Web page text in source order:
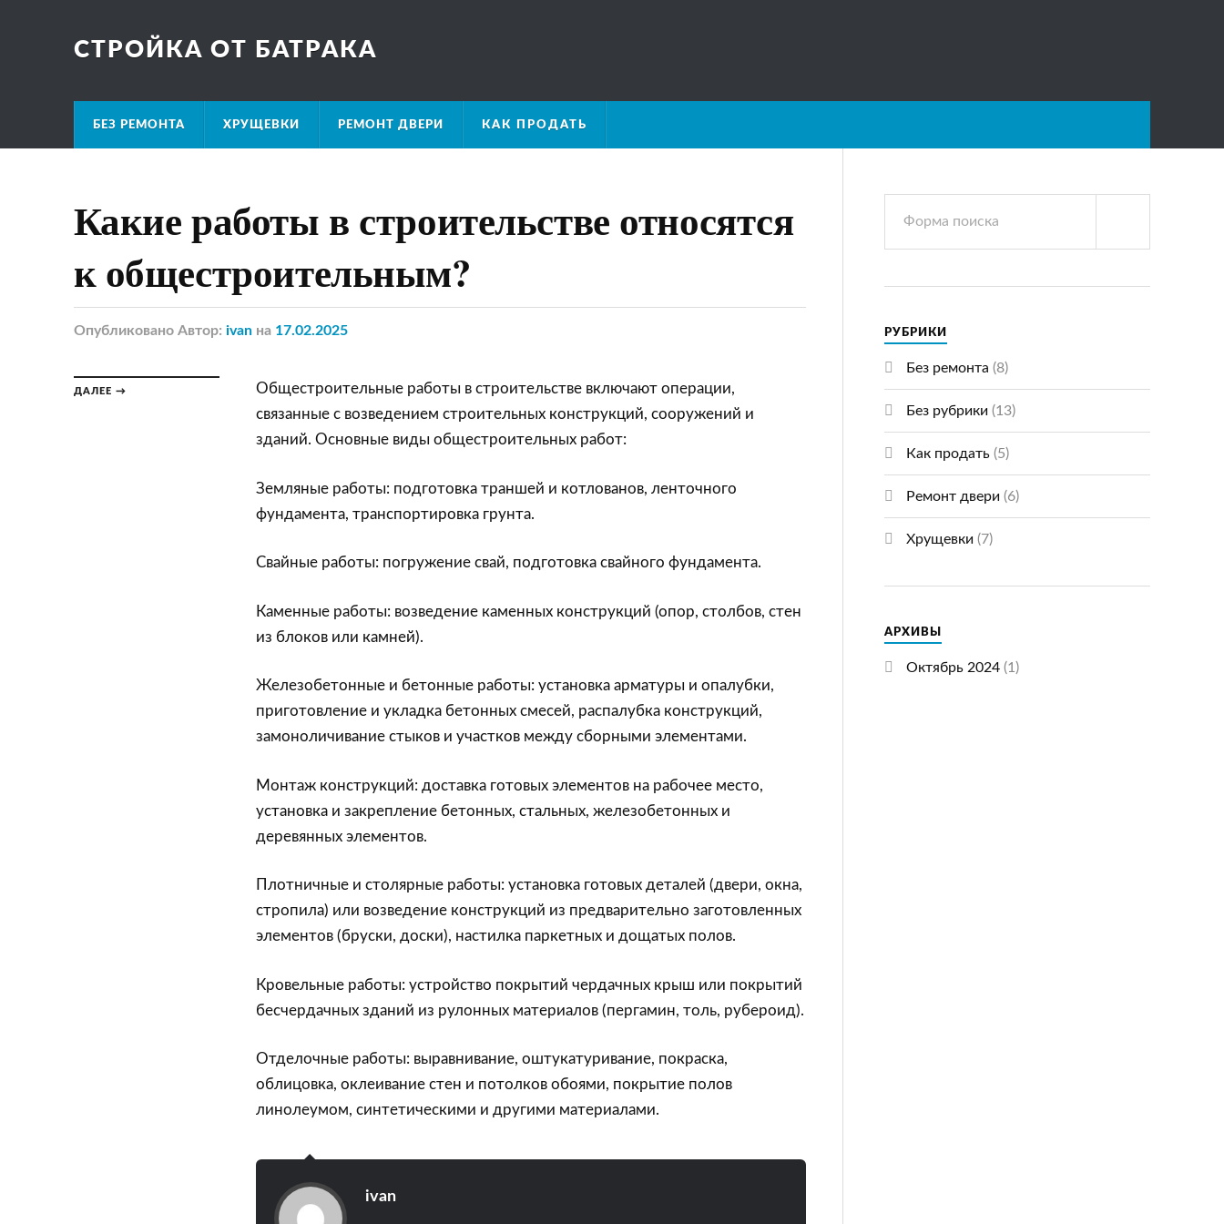
СТРОЙКА ОТ БАТРАКА
БЕЗ РЕМОНТА ХРУЩЕВКИ РЕМОНТ ДВЕРИ КАК ПРОДАТЬ
Какие работы в строительстве относятся
к общестроительным?
Опубликовано Автор: ivan на 17.02.2025
ДАЛЕЕ →
Общестроительные работы в строительстве включают операции,
связанные с возведением строительных конструкций, сооружений и
зданий. Основные виды общестроительных работ:
Земляные работы: подготовка траншей и котлованов, ленточного
фундамента, транспортировка грунта.
Свайные работы: погружение свай, подготовка свайного фундамента.
Каменные работы: возведение каменных конструкций (опор, столбов, стен
из блоков или камней).
Железобетонные и бетонные работы: установка арматуры и опалубки,
приготовление и укладка бетонных смесей, распалубка конструкций,
замоноличивание стыков и участков между сборными элементами.
Монтаж конструкций: доставка готовых элементов на рабочее место,
установка и закрепление бетонных, стальных, железобетонных и
деревянных элементов.
Плотничные и столярные работы: установка готовых деталей (двери, окна,
стропила) или возведение конструкций из предварительно заготовленных
элементов (бруски, доски), настилка паркетных и дощатых полов.
Кровельные работы: устройство покрытий чердачных крыш или покрытий
бесчердачных зданий из рулонных материалов (пергамин, толь, рубероид).
Отделочные работы: выравнивание, оштукатуривание, покраска,
облицовка, оклеивание стен и потолков обоями, покрытие полов
линолеумом, синтетическими и другими материалами.
ivan
РУБРИКИ
Без ремонта (8)
Без рубрики (13)
Как продать(5)
Ремонт двери (6)
Хрущевки (7)
АРХИВЫ
Октябрь 2024(1)